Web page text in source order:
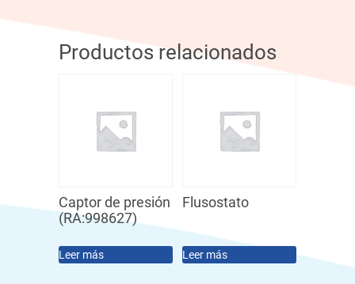
Productos relacionados
Captor de presión
(RA:998627)
Leer más
Flusostato
Leer más